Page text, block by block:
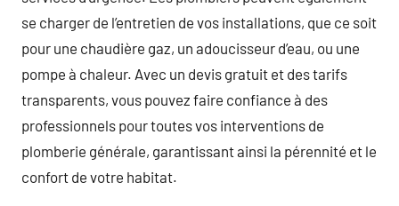
se charger de l’entretien de vos installations, que ce soit
pour une chaudière gaz, un adoucisseur d’eau, ou une
pompe à chaleur. Avec un devis gratuit et des tarifs
transparents, vous pouvez faire confiance à des
professionnels pour toutes vos interventions de
plomberie générale, garantissant ainsi la pérennité et le
confort de votre habitat.